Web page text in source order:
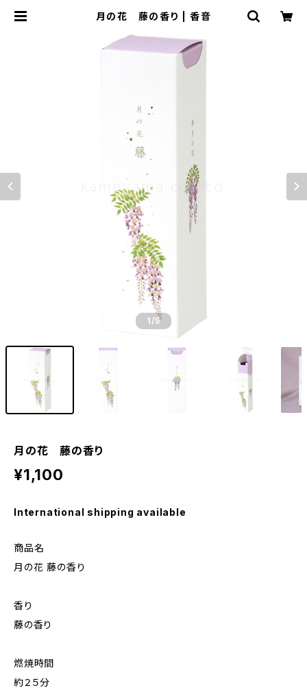
月の花 藤の香り | 香音
1/5
月の花 藤の香り
¥1,100
International shipping available
商品名
月の花 藤の香り
香り
藤の香り
燃焼時間
約２５分